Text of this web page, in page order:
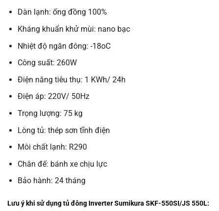
Dàn lạnh: ống đồng 100%
Kháng khuẩn khử mùi: nano bạc
Nhiệt độ ngăn đông: -18oC
Công suất: 260W
Điện năng tiêu thụ: 1 KWh/ 24h
Điện áp: 220V/ 50Hz
Trọng lượng: 75 kg
Lòng tủ: thép sơn tĩnh điện
Môi chất lạnh: R290
Chân đế: bánh xe chịu lực
Bảo hành: 24 tháng
Lưu ý khi sử dụng tủ đông Inverter Sumikura SKF-550SI/JS 550L: